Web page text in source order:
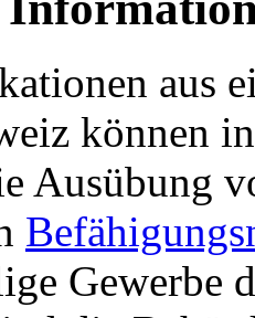
aus
können
Ausübung
Gewerbe